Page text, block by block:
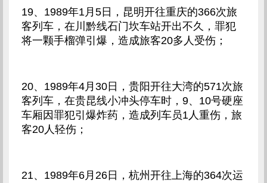
19、1989年1月5日，昆明开往重庆的366次旅
客列车，在川黔线石门坎车站开出不久，罪犯
将一颗手榴弹引爆，造成旅客20多人受伤；
20、1989年4月30日，贵阳开往大湾的571次旅
客列车，在贵昆线小冲头停车时，9、10号硬座
车厢因罪犯引爆炸药，造成列车员1人重伤，旅
客20人轻伤；
21、1989年6月26日，杭州开往上海的364次运